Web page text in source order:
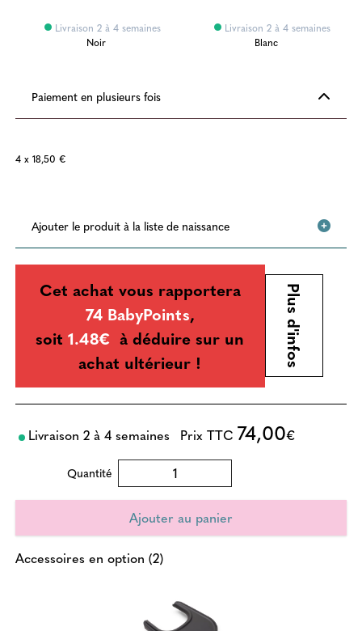
Livraison 2 à 4 semaines
Noir
Livraison 2 à 4 semaines
Blanc
Paiement en plusieurs fois
4 x 18,50 €
Ajouter le produit à la liste de naissance
Cet achat vous rapportera
74 BabyPoints,
soit1.48€ à déduire sur un
achat ultérieur !
Plus d'infos
Livraison 2 à 4 semaines Prix TTC 74,00€
Quantité
Accessoires en option (2)